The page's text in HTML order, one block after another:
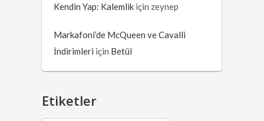
Kendin Yap: Kalemlik için zeynep
Markafoni’de McQueen ve Cavalli
İndirimleri için Betül
Etiketler